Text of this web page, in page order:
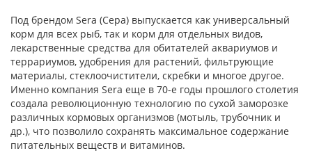
Под брендом Sera (Сера) выпускается как универсальный
корм для всех рыб, так и корм для отдельных видов,
лекарственные средства для обитателей аквариумов и
террариумов, удобрения для растений, фильтрующие
материалы, стеклоочистители, скребки и многое другое.
Именно компания Sera еще в 70-е годы прошлого столетия
создала революционную технологию по сухой заморозке
различных кормовых организмов (мотыль, трубочник и
др.), что позволило сохранять максимальное содержание
питательных веществ и витаминов.